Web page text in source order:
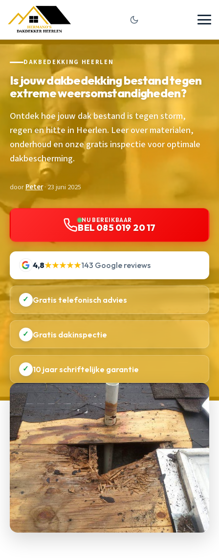
DAKBEDEKKING HEERLEN
Is jouw dakbedekking bestand tegen
extreme weersomstandigheden?
Ontdek hoe jouw dak bestand is tegen storm,
regen en hitte in Heerlen. Leer over materialen,
onderhoud en onze gratis inspectie voor optimale
dakbescherming.
doorPeter· 23 juni 2025
NU BEREIKBAAR
BEL 085 019 20 17
4,8★★★★★143 Google reviews
✓ Gratis telefonisch advies
✓ Gratis dakinspectie
✓ 10 jaar schriftelijke garantie